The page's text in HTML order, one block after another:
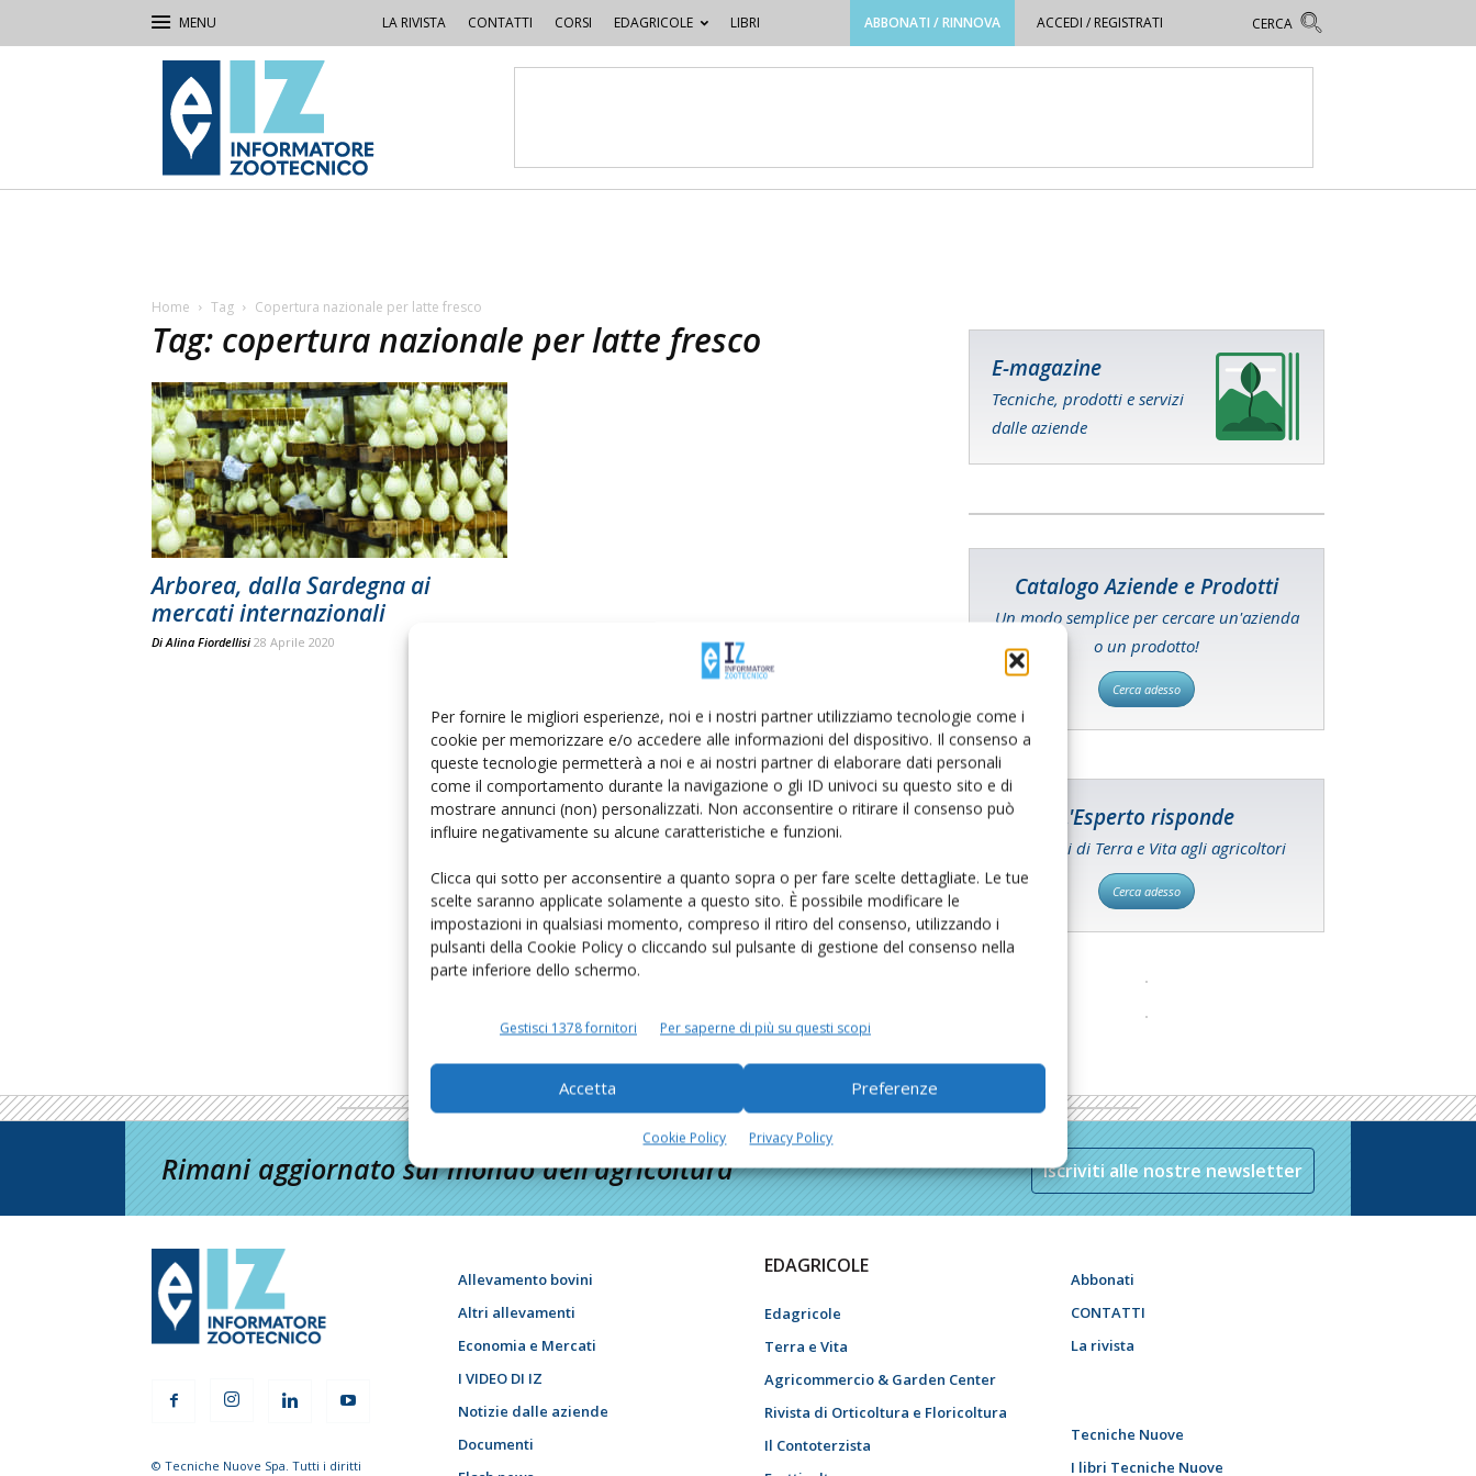
Per fornire le migliori esperienze, noi e i nostri partner utilizziamo tecnologie come i
cookie per memorizzare e/o accedere alle informazioni del dispositivo. Il consenso a
queste tecnologie permetterà a noi e ai nostri partner di elaborare dati personali
come il comportamento durante la navigazione o gli ID univoci su questo sito e di
mostrare annunci (non) personalizzati. Non acconsentire o ritirare il consenso può
influire negativamente su alcune caratteristiche e funzioni.
Clicca qui sotto per acconsentire a quanto sopra o per fare scelte dettagliate. Le tue
scelte saranno applicate solamente a questo sito. È possibile modificare le
impostazioni in qualsiasi momento, compreso il ritiro del consenso, utilizzando i
pulsanti della Cookie Policy o cliccando sul pulsante di gestione del consenso nella
parte inferiore dello schermo.
Gestisci 1378 fornitori Per saperne di più su questi scopi
Accetta Preferenze
Cookie Policy Privacy Policy
LA RIVISTA CONTATTI CORSI EDAGRICOLE LIBRI ABBONATI / RINNOVA ACCEDI / REGISTRATI
IZ
Informatore
Zootecnico
Home Tag Copertura nazionale per latte fresco
Tag: copertura nazionale per latte fresco
Arborea, dalla Sardegna ai
mercati internazionali
DiAlina Fiordellisi 28 Aprile 2020
E-magazine
Tecniche, prodotti e servizi
dalle aziende
Catalogo Aziende e Prodotti
Un modo semplice per cercare un'azienda
o un prodotto!
Cerca adesso
L'Esperto risponde
I consigli di Terra e Vita agli agricoltori
Cerca adesso
Rimani aggiornato sul mondo dell’agricoltura Iscriviti alle nostre newsletter
© Tecniche Nuove Spa. Tutti i diritti
Allevamento bovini
Altri allevamenti
Economia e Mercati
I VIDEO DI IZ
Notizie dalle aziende
Documenti
EDAGRICOLE
Edagricole
Terra e Vita
Agricommercio & Garden Center
Rivista di Orticoltura e Floricoltura
Il Contoterzista
Abbonati
CONTATTI
La rivista
Tecniche Nuove
I libri Tecniche Nuove